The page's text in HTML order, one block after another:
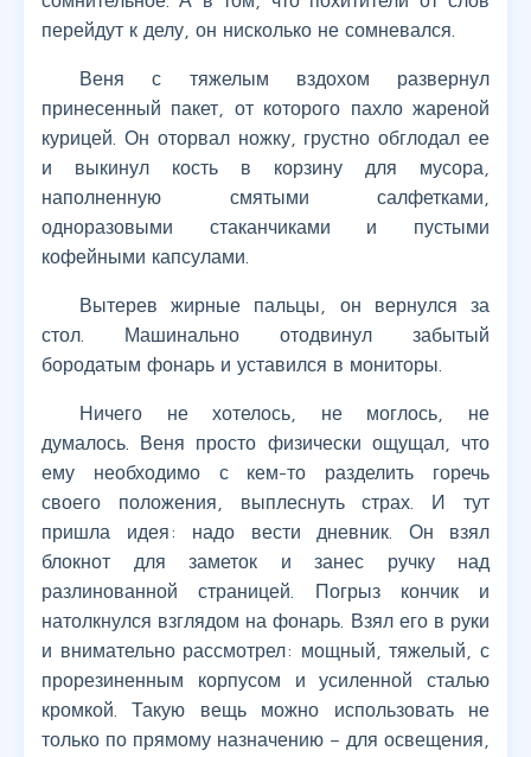
перейдут к делу, он нисколько не сомневался.
Веня с тяжелым вздохом развернул
принесенный пакет, от которого пахло жареной
курицей. Он оторвал ножку, грустно обглодал ее
и выкинул кость в корзину для мусора,
наполненную смятыми салфетками,
одноразовыми стаканчиками и пустыми
кофейными капсулами.
Вытерев жирные пальцы, он вернулся за
стол. Машинально отодвинул забытый
бородатым фонарь и уставился в мониторы.
Ничего не хотелось, не моглось, не
думалось. Веня просто физически ощущал, что
ему необходимо с кем-то разделить горечь
своего положения, выплеснуть страх. И тут
пришла идея: надо вести дневник. Он взял
блокнот для заметок и занес ручку над
разлинованной страницей. Погрыз кончик и
натолкнулся взглядом на фонарь. Взял его в руки
и внимательно рассмотрел: мощный, тяжелый, с
прорезиненным корпусом и усиленной сталью
кромкой. Такую вещь можно использовать не
только по прямому назначению – для освещения,